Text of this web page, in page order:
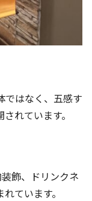
ではなく、五感す
れています。
飾、ドリンクネ
ています。